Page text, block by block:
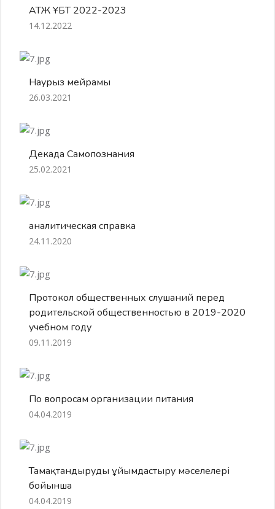
АТЖ ҰБТ 2022-2023
14.12.2022
Наурыз мейрамы
26.03.2021
Декада Самопознания
25.02.2021
аналитическая справка
24.11.2020
Протокол общественных слушаний перед
родительской общественностью в 2019-2020
учебном году
09.11.2019
По вопросам организации питания
04.04.2019
Тамақтандыруды ұйымдастыру мәселелері
бойынша
04.04.2019